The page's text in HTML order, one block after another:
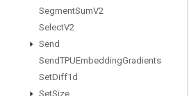
SegmentSumV2
SelectV2
Send
SendTPUEmbeddingGradients
SetDiff1d
SetSize